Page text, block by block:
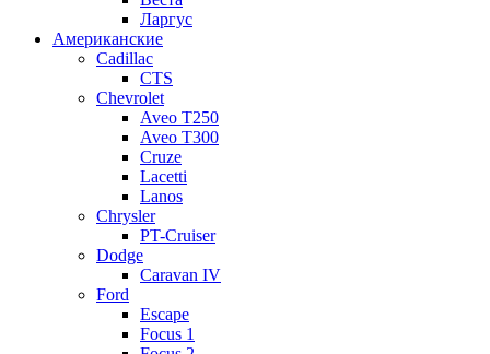
Ларгус
Американские
Cadillac
CTS
Chevrolet
Aveo Т250
Aveo T300
Cruze
Lacetti
Lanos
Chrysler
PT-Cruiser
Dodge
Caravan IV
Ford
Escape
Focus 1